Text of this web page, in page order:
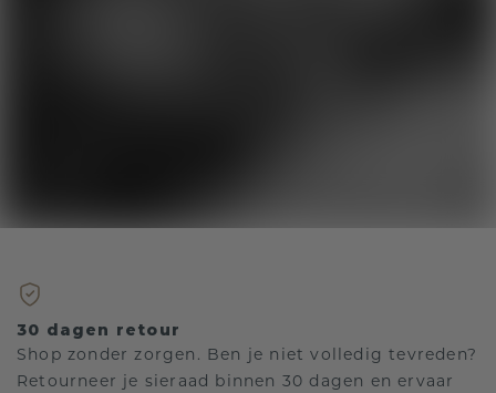
30 dagen retour
Shop zonder zorgen. Ben je niet volledig tevreden?
Retourneer je sieraad binnen 30 dagen en ervaar